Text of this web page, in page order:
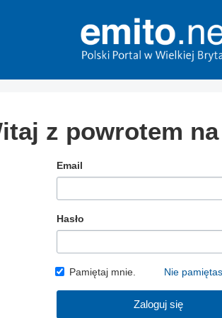
z powrotem
Email
Hasło
Pamiętaj mnie. Nie
Zaloguj się